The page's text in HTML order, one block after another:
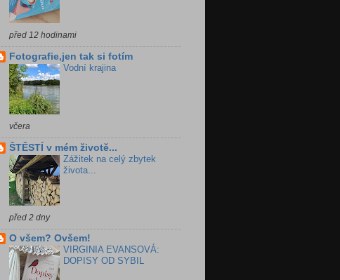
před 12 hodinami
Fotografie,jen tak si fotím
Vodní krajina
včera
ŠTĚSTÍ v mém životě...
Zážitek na celý zbytek
života...
před 2 dny
O všem? Ovšem!
VIRGINIA EVANSOVÁ:
DOPISY OD SYBIL